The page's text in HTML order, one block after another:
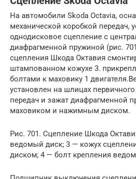
На автомобили Skoda Octavia,
механической коробкой передач,
однодисковое сцепление с
диафрагменной пружиной (рис.
сцепления Шкода Октавия
штампованном кожухе 3.
болтами к маховику 1
установлен на шлицах
передач и зажат диафрагменной
маховиком и нажимным диском.
Рис. 701. Сцепление Шкода
ведомый диск; 3 — кожух
диском; 4 — болт крепления